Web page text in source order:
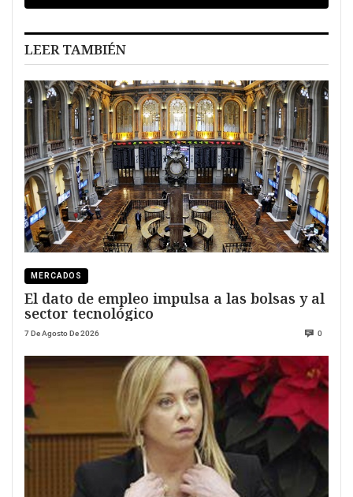
LEER TAMBIÉN
MERCADOS
El dato de empleo impulsa a las bolsas y al
sector tecnológico
7 De Agosto De 2026 0